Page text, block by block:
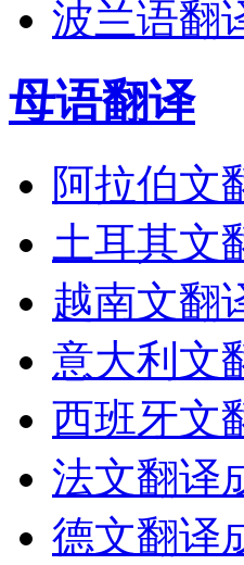
波兰语翻
母语翻译
阿拉伯文
土耳其文
越南文翻
意大利文
西班牙文
法文翻译
德文翻译